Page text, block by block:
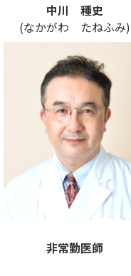
中川 種史
(なかがわ たねふみ)
非常勤医師